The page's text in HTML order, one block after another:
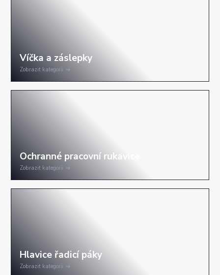
Zobrazit kategorii
Zobrazit kategorii
Zobrazit kategorii